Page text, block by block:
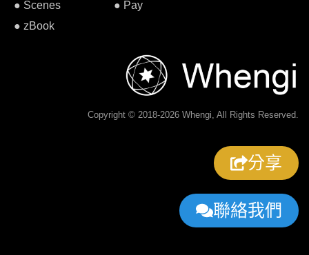
● Scenes
● zBook
● Pay
Copyright © 2018-2026 Whengi, All Rights Reserved.
分享
聯絡我們